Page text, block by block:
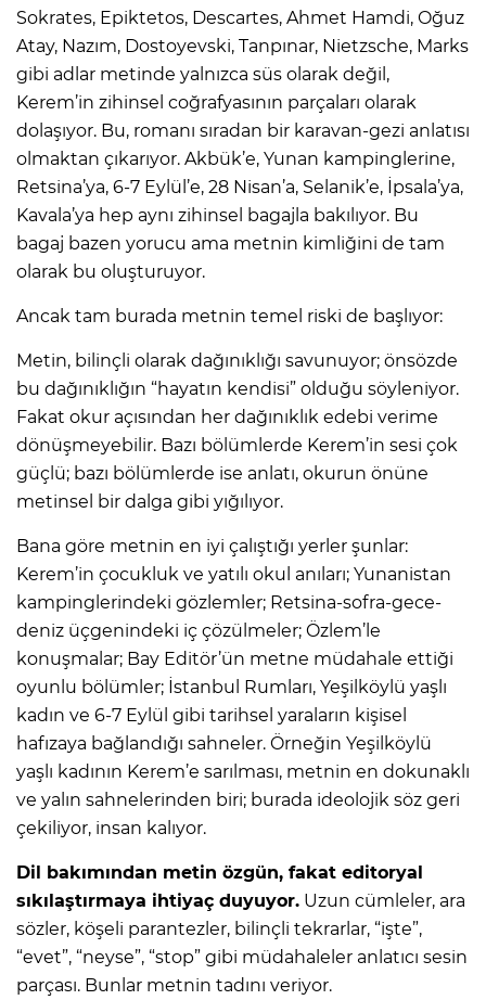
Sokrates, Epiktetos, Descartes, Ahmet Hamdi, Oğuz
Atay, Nazım, Dostoyevski, Tanpınar, Nietzsche, Marks
gibi adlar metinde yalnızca süs olarak değil,
Kerem’in zihinsel coğrafyasının parçaları olarak
dolaşıyor. Bu, romanı sıradan bir karavan-gezi anlatısı
olmaktan çıkarıyor. Akbük’e, Yunan kampinglerine,
Retsina’ya, 6-7 Eylül’e, 28 Nisan’a, Selanik’e, İpsala’ya,
Kavala’ya hep aynı zihinsel bagajla bakılıyor. Bu
bagaj bazen yorucu ama metnin kimliğini de tam
olarak bu oluşturuyor.
Ancak tam burada metnin temel riski de başlıyor:
Metin, bilinçli olarak dağınıklığı savunuyor; önsözde
bu dağınıklığın “hayatın kendisi” olduğu söyleniyor.
Fakat okur açısından her dağınıklık edebi verime
dönüşmeyebilir. Bazı bölümlerde Kerem’in sesi çok
güçlü; bazı bölümlerde ise anlatı, okurun önüne
metinsel bir dalga gibi yığılıyor.
Bana göre metnin en iyi çalıştığı yerler şunlar:
Kerem’in çocukluk ve yatılı okul anıları; Yunanistan
kampinglerindeki gözlemler; Retsina-sofra-gece-
deniz üçgenindeki iç çözülmeler; Özlem’le
konuşmalar; Bay Editör’ün metne müdahale ettiği
oyunlu bölümler; İstanbul Rumları, Yeşilköylü yaşlı
kadın ve 6-7 Eylül gibi tarihsel yaraların kişisel
hafızaya bağlandığı sahneler. Örneğin Yeşilköylü
yaşlı kadının Kerem’e sarılması, metnin en dokunaklı
ve yalın sahnelerinden biri; burada ideolojik söz geri
çekiliyor, insan kalıyor.
Dil bakımından metin özgün, fakat editoryal
sıkılaştırmaya ihtiyaç duyuyor. Uzun cümleler, ara
sözler, köşeli parantezler, bilinçli tekrarlar, “işte”,
“evet”, “neyse”, “stop” gibi müdahaleler anlatıcı sesin
parçası. Bunlar metnin tadını veriyor.